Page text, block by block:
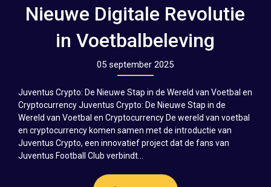
Nieuwe Digitale Revolutie
in Voetbalbeleving
05 september 2025
Juventus Crypto: De Nieuwe Stap in de Wereld van Voetbal en
Cryptocurrency Juventus Crypto: De Nieuwe Stap in de
Wereld van Voetbal en Cryptocurrency De wereld van voetbal
en cryptocurrency komen samen met de introductie van
Juventus Crypto, een innovatief project dat de fans van
Juventus Football Club verbindt...